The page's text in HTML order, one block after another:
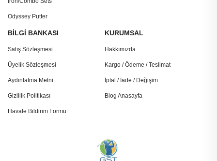
Odyssey Putter
BİLGİ BANKASI
Satış Sözleşmesi
Üyelik Sözleşmesi
Aydınlatma Metni
Gizlilik Politikası
Havale Bildirim Formu
KURUMSAL
Hakkımızda
Kargo / Ödeme / Teslimat
İptal / İade / Değişim
Blog Anasayfa